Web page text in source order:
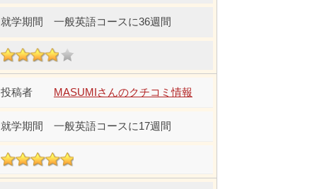
一般英語コースに36週間
MASUMIさんのクチコミ情報
一般英語コースに17週間